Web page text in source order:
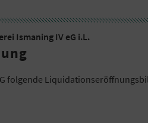
Ismaning IV eG i.L.
folgende